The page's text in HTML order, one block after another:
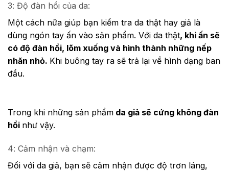
3: Độ đàn hồi của da:
Một cách nữa giúp bạn kiểm tra da thật hay giả là
dùng ngón tay ấn vào sản phẩm. Với da thật, khi ấn sẽ
có độ đàn hồi, lõm xuống và hình thành những nếp
nhăn nhỏ. Khi buông tay ra sẽ trả lại về hình dạng ban
đầu.
Trong khi những sản phẩm da giả sẽ cứng không đàn
hồi như vậy.
4: Cảm nhận và chạm:
Đối với da giả, bạn sẽ cảm nhận được độ trơn láng,